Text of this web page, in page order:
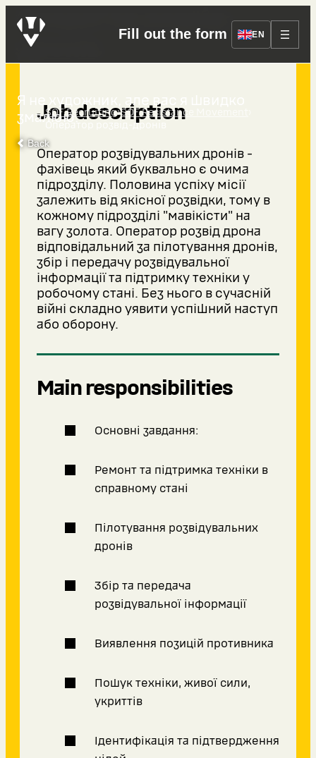
Fill out the form EN
SOF Recruiting›SOF Resistance Movement
Оператор розвід-дронів
Back
Оператор розвід-
дронів
Я не художник, але вас я швидко
змалюю.
Job description
Оператор розвідувальних дронів -
фахівець який буквально є очима
підрозділу. Половина успіху місії
залежить від якісної розвідки, тому в
кожному підрозділі "мавікісти" на
вагу золота. Оператор розвід дрона
відповідальний за пілотування дронів,
збір і передачу розвідувальної
інформації та підтримку техніки у
робочому стані. Без нього в сучасній
війні складно уявити успішний наступ
або оборону.
Main responsibilities
Основні завдання:
Ремонт та підтримка техніки в
справному стані
Пілотування розвідувальних
дронів
Збір та передача
розвідувальної інформації
Виявлення позицій противника
Пошук техніки, живої сили,
укриттів
Ідентифікація та підтвердження